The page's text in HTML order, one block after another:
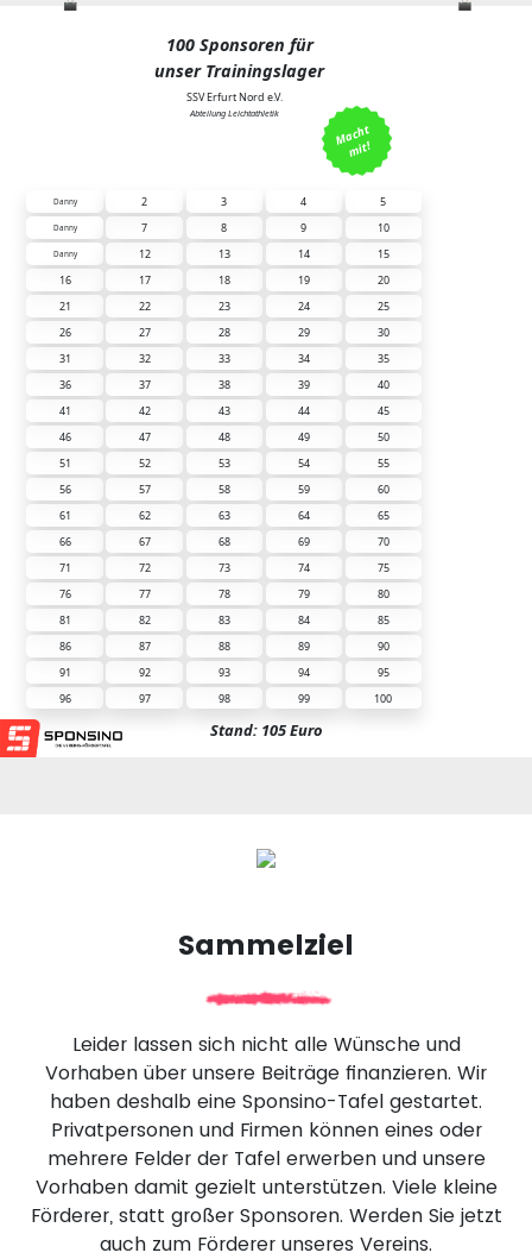
M
ac
ht
mit!
100 Sponsoren für
unser Trainingslager
SSV Erfurt Nord e.V.
Abteilung Leichtathletik
Danny 2 3 4 5
Danny 7 8 9 10
Danny 12 13 14
15
16
17 18 19
20
21
22 23 24
25
26
27 28 29
30
31
32 33 34
35
36
37 38 39
40
41
42 43 44
45
46
47 48 49
50
51
52 53 54
55
56
57 58 59
60
61
62 63 64
65
66
67 68 69
70
71
72 73 74
75
76
77 78 79
80
81
82 83 84
85
86
87 88 89
90
91
92 93 94
95
96
97 98 99 100
Stand: 105 Euro
Sammelziel
Leider lassen sich nicht alle Wünsche und
Vorhaben über unsere Beiträge finanzieren. Wir
haben deshalb eine Sponsino-Tafel gestartet.
Privatpersonen und Firmen können eines oder
mehrere Felder der Tafel erwerben und unsere
Vorhaben damit gezielt unterstützen. Viele kleine
Förderer, statt großer Sponsoren. Werden Sie jetzt
auch zum Förderer unseres Vereins.